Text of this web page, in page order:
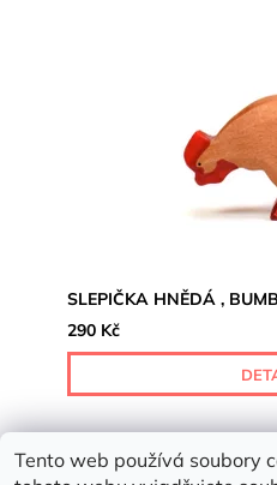
SLEPIČKA HNĚDÁ ,
290 Kč
Tento web používá soubory